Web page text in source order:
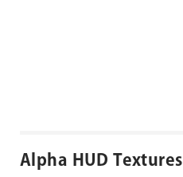
Alpha HUD Textures